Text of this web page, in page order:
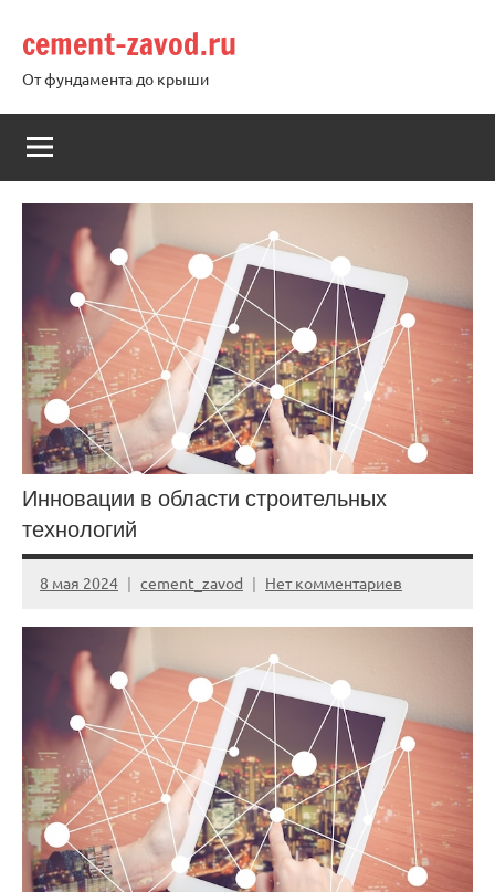
содержимому
cement-zavod.ru
От фундамента до крыши
Инновации в области строительных
технологий
8 мая 2024 cement_zavod Нет комментариев